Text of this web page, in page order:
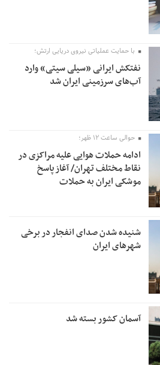
با حمایت عملیاتی نیروی دریایی ارتش؛
نفتکش ایرانی «سیلی سیتی» وارد
آب‌های سرزمینی ایران شد
حوالی ساعت ۱۲ ظهر؛
ادامه حملات هوایی علیه مراکزی در
نقاط مختلف تهران/ آغاز پاسخ
موشکی ایران به حملات
شنیده شدن صدای انفجار در برخی
شهرهای ایران
آسمان کشور بسته شد